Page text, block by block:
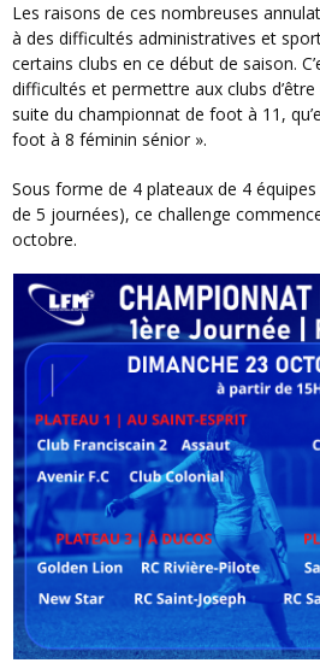
Les raisons de ces nombreuses annulations de matchs sont dues
à des difficultés administratives et
certains clubs en ce début de saison.
difficultés et permettre aux clubs
suite du championnat de foot à 11,
foot à 8 féminin sénior ».
Sous forme de 4 plateaux de 4 équipes (16 équipes pour un total
de 5 journées), ce challenge
octobre.